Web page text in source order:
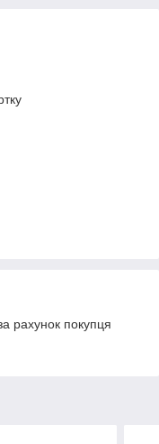
рахунок покупця